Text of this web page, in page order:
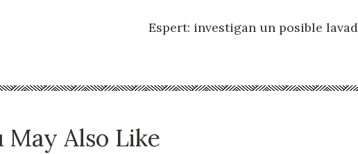
Espert: investigan un posible
May Also Like